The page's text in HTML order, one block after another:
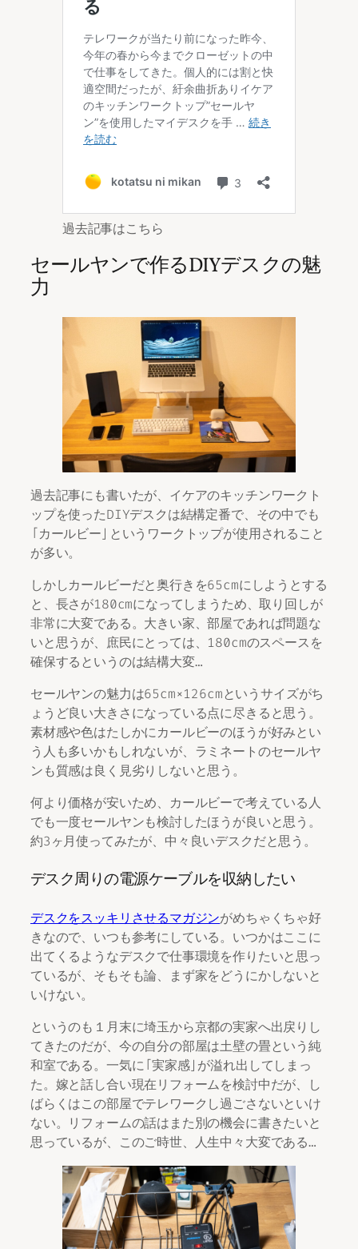
過去記事はこちら
セールヤンで作るDIYデスクの魅
力
過去記事にも書いたが、イケアのキッチンワークト
ップを使ったDIYデスクは結構定番で、その中でも
「カールビー」というワークトップが使用されること
が多い。
しかしカールビーだと奥行きを65cmにしようとする
と、長さが180cmになってしまうため、取り回しが
非常に大変である。大きい家、部屋であれば問題な
いと思うが、庶民にとっては、180cmのスペースを
確保するというのは結構大変…
セールヤンの魅力は65cm×126cmというサイズがち
ょうど良い大きさになっている点に尽きると思う。
素材感や色はたしかにカールビーのほうが好みとい
う人も多いかもしれないが、ラミネートのセールヤ
ンも質感は良く見劣りしないと思う。
何より価格が安いため、カールビーで考えている人
でも一度セールヤンも検討したほうが良いと思う。
約3ヶ月使ってみたが、中々良いデスクだと思う。
デスク周りの電源ケーブルを収納したい
デスクをスッキリさせるマガジンがめちゃくちゃ好
きなので、いつも参考にしている。いつかはここに
出てくるようなデスクで仕事環境を作りたいと思っ
ているが、そもそも論、まず家をどうにかしないと
いけない。
というのも１月末に埼玉から京都の実家へ出戻りし
てきたのだが、今の自分の部屋は土壁の畳という純
和室である。一気に「実家感」が溢れ出してしまっ
た。嫁と話し合い現在リフォームを検討中だが、し
ばらくはこの部屋でテレワークし過ごさないといけ
ない。リフォームの話はまた別の機会に書きたいと
思っているが、このご時世、人生中々大変である…